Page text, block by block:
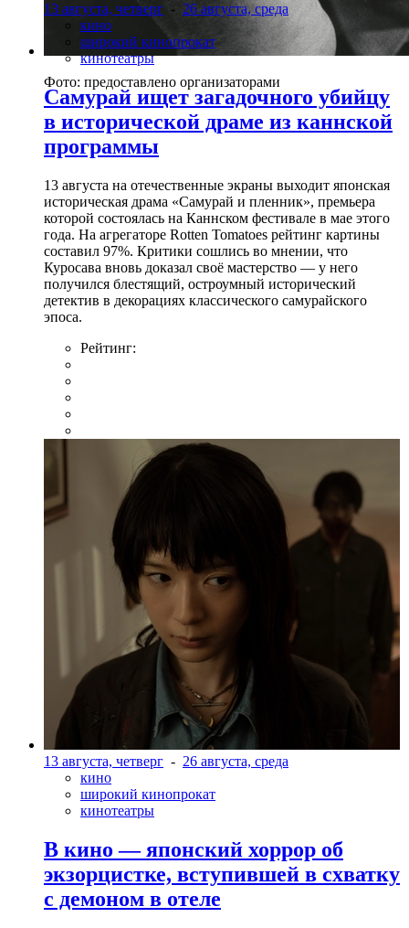
Фото: предоставлено организаторами
13 августа, четверг - 26 августа, среда
кино
широкий кинопрокат
кинотеатры
Самурай ищет загадочного убийцу
в исторической драме из каннской
программы
13 августа на отечественные экраны выходит японская
историческая драма «Самурай и пленник», премьера
которой состоялась на Каннском фестивале в мае этого
года. На агрегаторе Rotten Tomatoes рейтинг картины
составил 97%. Критики сошлись во мнении, что
Куросава вновь доказал своё мастерство — у него
получился блестящий, остроумный исторический
детектив в декорациях классического самурайского
эпоса.
Рейтинг:
13 августа, четверг - 26 августа, среда
кино
широкий кинопрокат
кинотеатры
В кино — японский хоррор об
экзорцистке, вступившей в схватку
с демоном в отеле